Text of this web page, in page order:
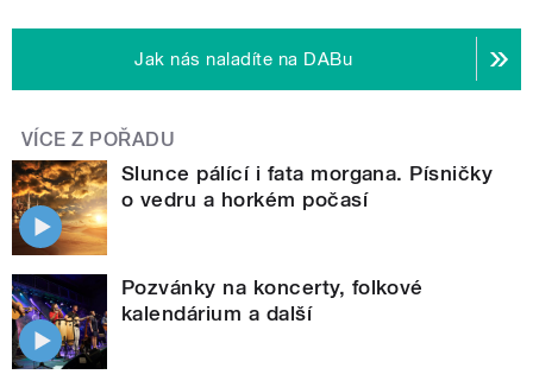
Jak nás naladíte na DABu
VÍCE Z POŘADU
Slunce pálící i fata morgana. Písničky
o vedru a horkém počasí
Pozvánky na koncerty, folkové
kalendárium a další